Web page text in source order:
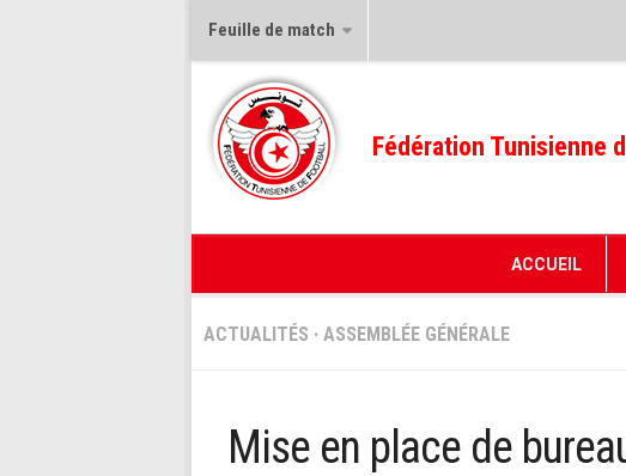
Feuille de match
Fédération Tunisienne
ACCUEIL
ACTUALITÉS · ASSEMBLÉE GÉNÉRALE
Mise en place de